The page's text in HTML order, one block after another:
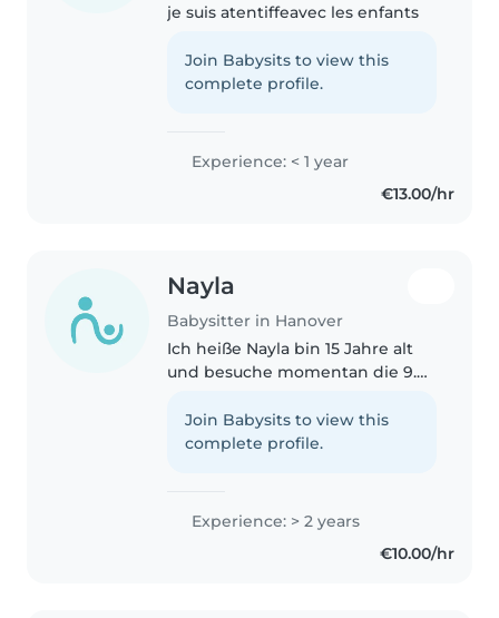
je suis atentiffeavec les enfants
Join Babysits to view this
complete profile.
Experience: < 1 year
€13.00/hr
Nayla
Babysitter in Hanover
Ich heiße Nayla bin 15 Jahre alt
und besuche momentan die 9.
habe selbst jüngere und ältere
Geschwister, daher bringe ich
Join Babysits to view this
complete profile.
Experience: > 2 years
€10.00/hr